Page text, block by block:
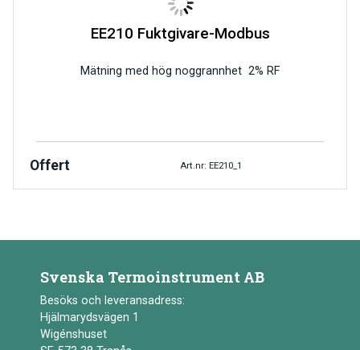
EE210 Fuktgivare-Modbus
Mätning med hög noggrannhet 2% RF
Offert Art.nr: EE210_1
Svenska Termoinstrument AB
Besöks och leveransadress:
Hjälmarydsvägen 1
Wigénshuset